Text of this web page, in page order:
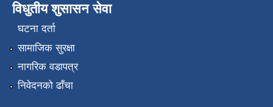
विधुतीय शुसासन सेवा
घटना दर्ता
सामाजिक सुरक्षा
नागरिक वडापत्र
निवेदनको ढाँचा